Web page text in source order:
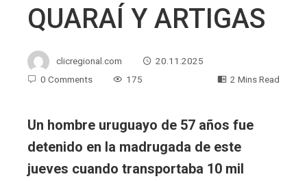
QUARAÍ Y ARTIGAS
clicregional.com
20.11.2025
0 Comments
175 2 Mins Read
Un hombre uruguayo de 57 años fue
detenido en la madrugada de este
jueves cuando transportaba 10 mil